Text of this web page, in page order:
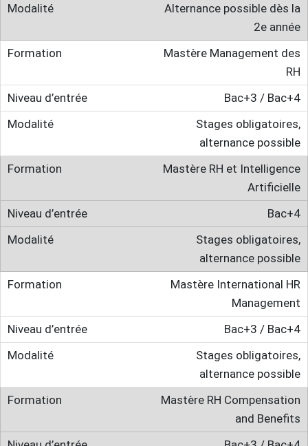
Alternance possible dès la
2e année
Mastère Management des
RH
Bac+3 / Bac+4
Stages obligatoires,
alternance possible
Mastère RH et Intelligence
Artificielle
Bac+4
Stages obligatoires,
alternance possible
Mastère International HR
Management
Bac+3 / Bac+4
Stages obligatoires,
alternance possible
Mastère RH Compensation
and Benefits